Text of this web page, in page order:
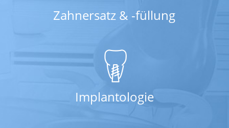
Zahnersatz & -füllung
Implantologie